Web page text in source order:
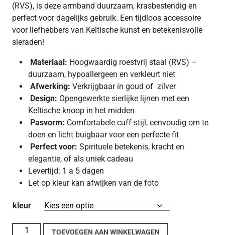
(RVS), is deze armband duurzaam, krasbestendig en
perfect voor dagelijks gebruik. Een tijdloos accessoire
voor liefhebbers van Keltische kunst en betekenisvolle
sieraden!
Materiaal: Hoogwaardig roestvrij staal (RVS) –
duurzaam, hypoallergeen en verkleurt niet
Afwerking: Verkrijgbaar in goud of zilver
Design: Opengewerkte sierlijke lijnen met een
Keltische knoop in het midden
Pasvorm: Comfortabele cuff-stijl, eenvoudig om te
doen en licht buigbaar voor een perfecte fit
Perfect voor: Spirituele betekenis, kracht en
elegantie, of als uniek cadeau
Levertijd: 1 a 5 dagen
Let op kleur kan afwijken van de foto
kleur
Rvs Keltische Cuff Armband aantal
TOEVOEGEN AAN WINKELWAGEN